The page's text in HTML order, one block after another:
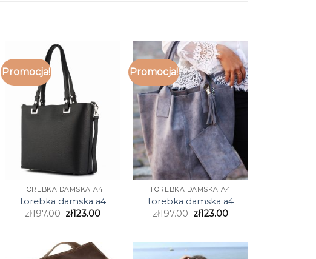
Promocja!
TOREBKA DAMSKA A4
torebka damska a4
zł197.00 zł123.00
Promocja!
TOREBKA DAMSKA A4
torebka damska a4
zł197.00 zł123.00